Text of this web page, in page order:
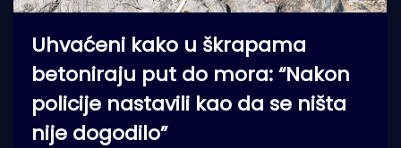
Uhvaćeni kako u škrapama
betoniraju put do mora: “Nakon
policije nastavili kao da se ništa
nije dogodilo”